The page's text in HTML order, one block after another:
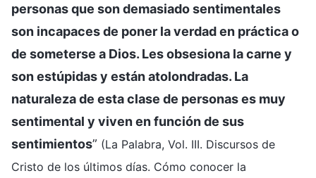
personas que son demasiado sentimentales
son incapaces de poner la verdad en práctica o
de someterse a Dios. Les obsesiona la carne y
son estúpidas y están atolondradas. La
naturaleza de esta clase de personas es muy
sentimental y viven en función de sus
sentimientos” (La Palabra, Vol. III. Discursos de
Cristo de los últimos días. Cómo conocer la